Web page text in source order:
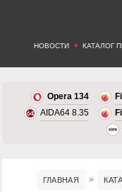
НОВОСТИ • КАТАЛОГ
Opera 134
AIDA64 8.35
ГЛАВНАЯ